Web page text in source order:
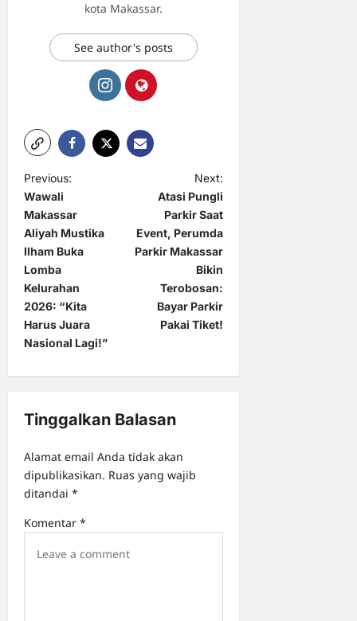
kota Makassar.
See author's posts
P
o
s
t
n
a
v
i
g
t
i
o
n
Previous:
Wawali
Makassar
Aliyah Mustika
Ilham Buka
Lomba
Kelurahan
2026: “Kita
Harus Juara
Nasional Lagi!”
Next:
Atasi Pungli
Parkir Saat
Event, Perumda
Parkir Makassar
Bikin
Terobosan:
Bayar Parkir
Pakai Tiket!
Tinggalkan Balasan
Alamat email Anda tidak akan
dipublikasikan. Ruas yang wajib
ditandai *
Komentar *